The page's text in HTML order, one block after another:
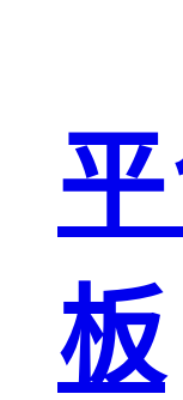
板